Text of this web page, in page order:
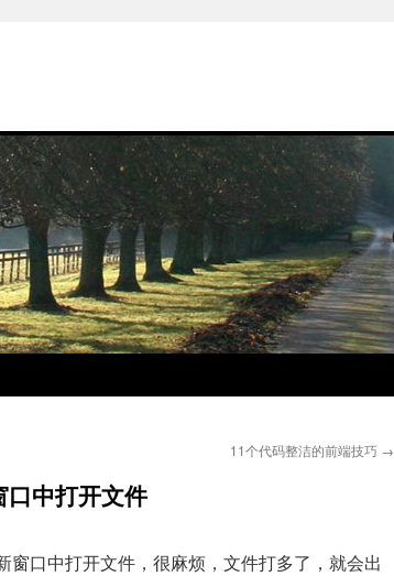
11个代码整洁的前端技巧 →
中打开文件
窗口中打开文件，很麻烦，文件打多了，就会出